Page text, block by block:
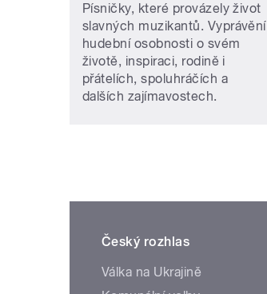
Písničky, které provázely život
slavných muzikantů. Vyprávění
hudební osobnosti o svém
životě, inspiraci, rodině i
přátelích, spoluhráčích a
dalších zajímavostech.
Český rozhlas
Válka na Ukrajině